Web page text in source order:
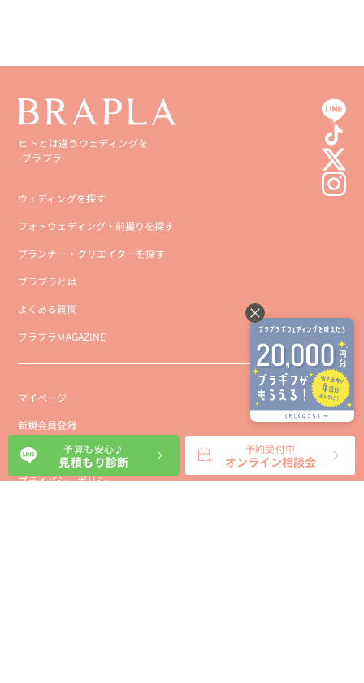
ヒトとは違うウェディングを
-ブラプラ-
ウェディングを探す
フォトウェディング・前撮りを探す
プランナー・クリエイターを探す
ブラプラとは
よくある質問
ブラプラMAGAZINE
マイページ
新規会員登録
会社概要
プライバシーポリシー
予算も安心♪
見積もり診断
予約受付中
オンライン相談会